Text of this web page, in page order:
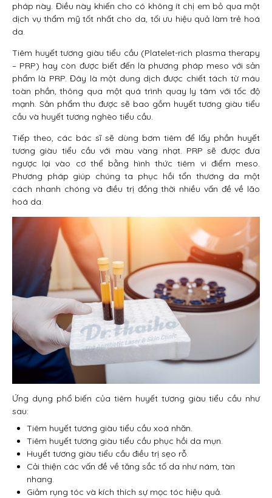
pháp này. Điều này khiến cho có không ít chị em bỏ qua một
dịch vụ thẩm mỹ tốt nhất cho da, tối ưu hiệu quả làm trẻ hoá
da.
Tiêm huyết tương giàu tiểu cầu (Platelet-rich plasma therapy
– PRP) hay còn được biết đến là phương pháp meso với sản
phẩm là PRP. Đây là một dung dịch được chiết tách từ máu
toàn phần, thông qua một quá trình quay ly tâm với tốc độ
mạnh. Sản phẩm thu được sẽ bao gồm huyết tương giàu tiểu
cầu và huyết tương nghèo tiểu cầu.
Tiếp theo, các bác sĩ sẽ dùng bơm tiêm để lấy phần huyết
tương giàu tiểu cầu với màu vàng nhạt. PRP sẽ được đưa
ngược lại vào cơ thể bằng hình thức tiêm vi điểm meso.
Phương pháp giúp chúng ta phục hồi tổn thương da một
cách nhanh chóng và điều trị đồng thời nhiều vấn đề về lão
hoá da.
Ứng dụng phổ biến của tiêm huyết tương giàu tiểu cầu như
sau:
Tiêm huyết tương giàu tiểu cầu xoá nhăn.
Tiêm huyết tương giàu tiểu cầu phục hồi da mụn.
Huyết tương giàu tiểu cầu điều trị sẹo rỗ.
Cải thiện các vấn đề về tăng sắc tố da như nám, tàn
nhang.
Giảm rụng tóc và kích thích sự mọc tóc hiệu quả.